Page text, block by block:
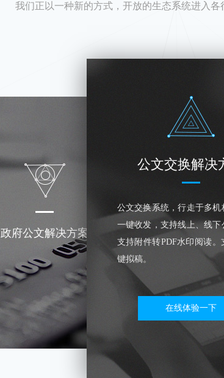
我们正以一种新的方式，开放的生态系统进入各
政府公文解决方案
公文交换解决
公文交换系统，行走于多机
一键收发，支持线上、线下
支持附件转PDF水印阅读。
键拟稿。
在线体验一下